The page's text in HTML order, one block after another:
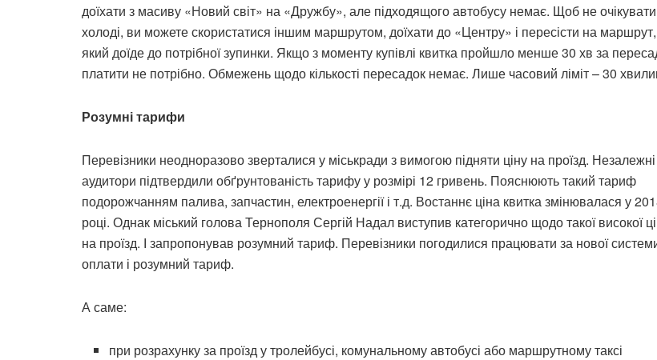
доїхати з масиву «Новий світ» на «Дружбу», але підходящого автобусу немає. Щоб не
холоді, ви можете скористатися іншим маршрутом, доїхати до «Центру» і пересісти на маршрут,
який доїде до потрібної зупинки. Якщо з моменту купівлі квитка пройшло менше 30 хв за
платити не потрібно. Обмежень щодо кількості пересадок немає. Лише часовий ліміт – 30
Розумні тарифи
Перевізники неодноразово зверталися у міськради з вимогою підняти ціну на проїзд. Незалежні
аудитори підтвердили обґрунтованість тарифу у розмірі 12 гривень. Пояснюють такий тариф
подорожчанням палива, запчастин, електроенергії і т.д. Востаннє ціна квитка змінювалася у
році. Однак міський голова Тернополя Сергій Надал виступив категорично щодо такої високої
на проїзд. І запропонував розумний тариф. Перевізники погодилися працювати за нової
оплати і розумний тариф.
А саме:
при розрахунку за проїзд у тролейбусі, комунальному автобусі або маршрутному таксі